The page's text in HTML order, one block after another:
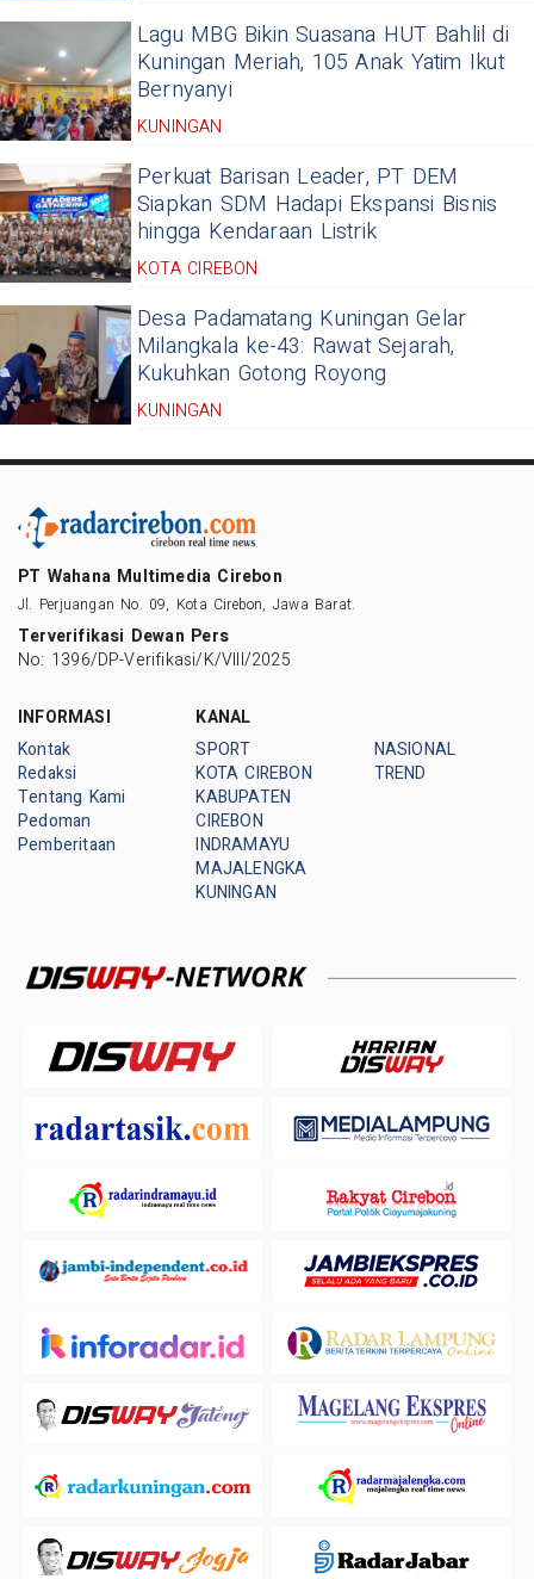
Lagu MBG Bikin Suasana HUT Bahlil di
Kuningan Meriah, 105 Anak Yatim Ikut
Bernyanyi
KUNINGAN
Perkuat Barisan Leader, PT DEM
Siapkan SDM Hadapi Ekspansi Bisnis
hingga Kendaraan Listrik
KOTA CIREBON
Desa Padamatang Kuningan Gelar
Milangkala ke-43: Rawat Sejarah,
Kukuhkan Gotong Royong
KUNINGAN
PT Wahana Multimedia Cirebon
Jl. Perjuangan No. 09, Kota Cirebon, Jawa Barat.
Terverifikasi Dewan Pers
No: 1396/DP-Verifikasi/K/VIII/2025
INFORMASI
Kontak
Redaksi
Tentang Kami
Pedoman
Pemberitaan
KANAL
SPORT
KOTA CIREBON
KABUPATEN
CIREBON
INDRAMAYU
MAJALENGKA
KUNINGAN
NASIONAL
TREND